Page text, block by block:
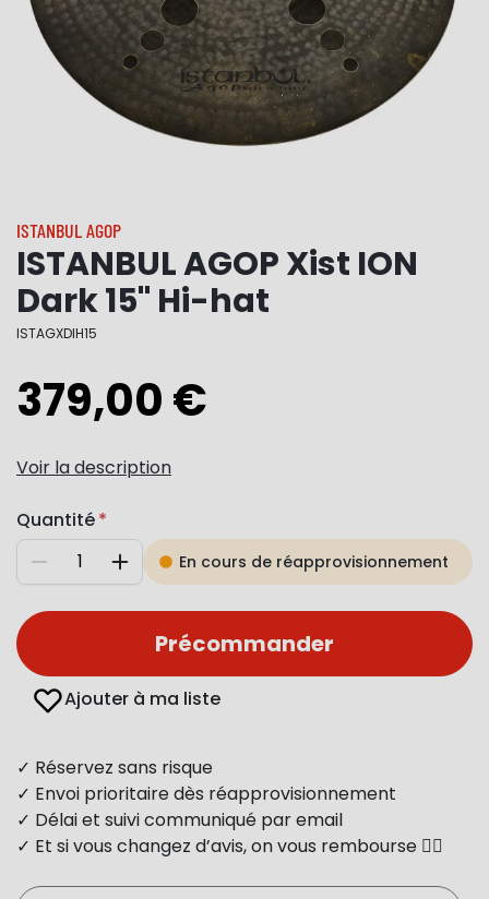
ISTANBUL AGOP
ISTANBUL AGOP Xist ION
Dark 15" Hi-hat
ISTAGXDIH15
379,00 €
Voir la description
Quantité
Diminuer AugmenterEn cours de réapprovisionnement
Précommander
Ajouter à ma liste
✓ Réservez sans risque
✓ Envoi prioritaire dès réapprovisionnement
✓ Délai et suivi communiqué par email
✓ Et si vous changez d’avis, on vous rembourse 👍🏻